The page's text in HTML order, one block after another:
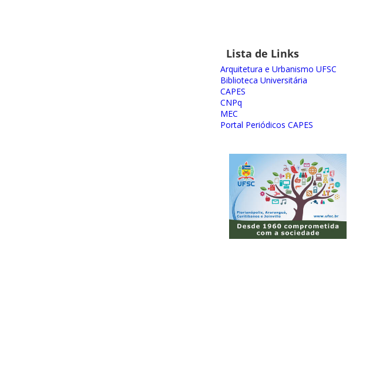
Lista de Links
Arquitetura e Urbanismo UFSC
Biblioteca Universitária
CAPES
CNPq
MEC
Portal Periódicos CAPES